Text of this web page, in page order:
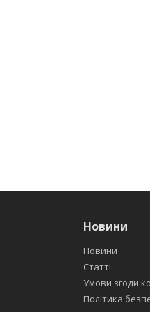
Новини
Новини
Статті
Умови згоди
Політика